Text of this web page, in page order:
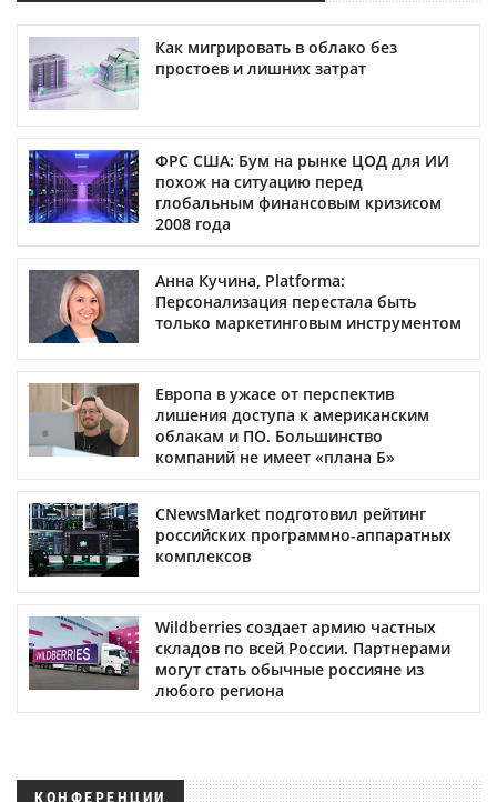
Как мигрировать в облако без
простоев и лишних затрат
ФРС США: Бум на рынке ЦОД для ИИ
похож на ситуацию перед
глобальным финансовым кризисом
2008 года
Анна Кучина, Platforma:
Персонализация перестала быть
только маркетинговым инструментом
Европа в ужасе от перспектив
лишения доступа к американским
облакам и ПО. Большинство
компаний не имеет «плана Б»
CNewsMarket подготовил рейтинг
российских программно-аппаратных
комплексов
Wildberries создает армию частных
складов по всей России. Партнерами
могут стать обычные россияне из
любого региона
КОНФЕРЕНЦИИ